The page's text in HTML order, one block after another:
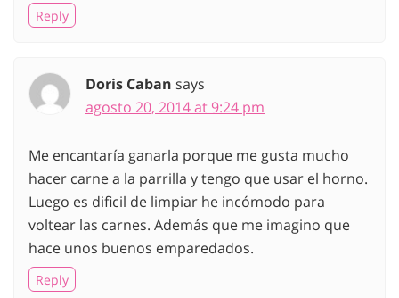
Reply
Doris Caban says
agosto 20, 2014 at 9:24 pm
Me encantaría ganarla porque me gusta mucho
hacer carne a la parrilla y tengo que usar el horno.
Luego es dificil de limpiar he incómodo para
voltear las carnes. Además que me imagino que
hace unos buenos emparedados.
Reply